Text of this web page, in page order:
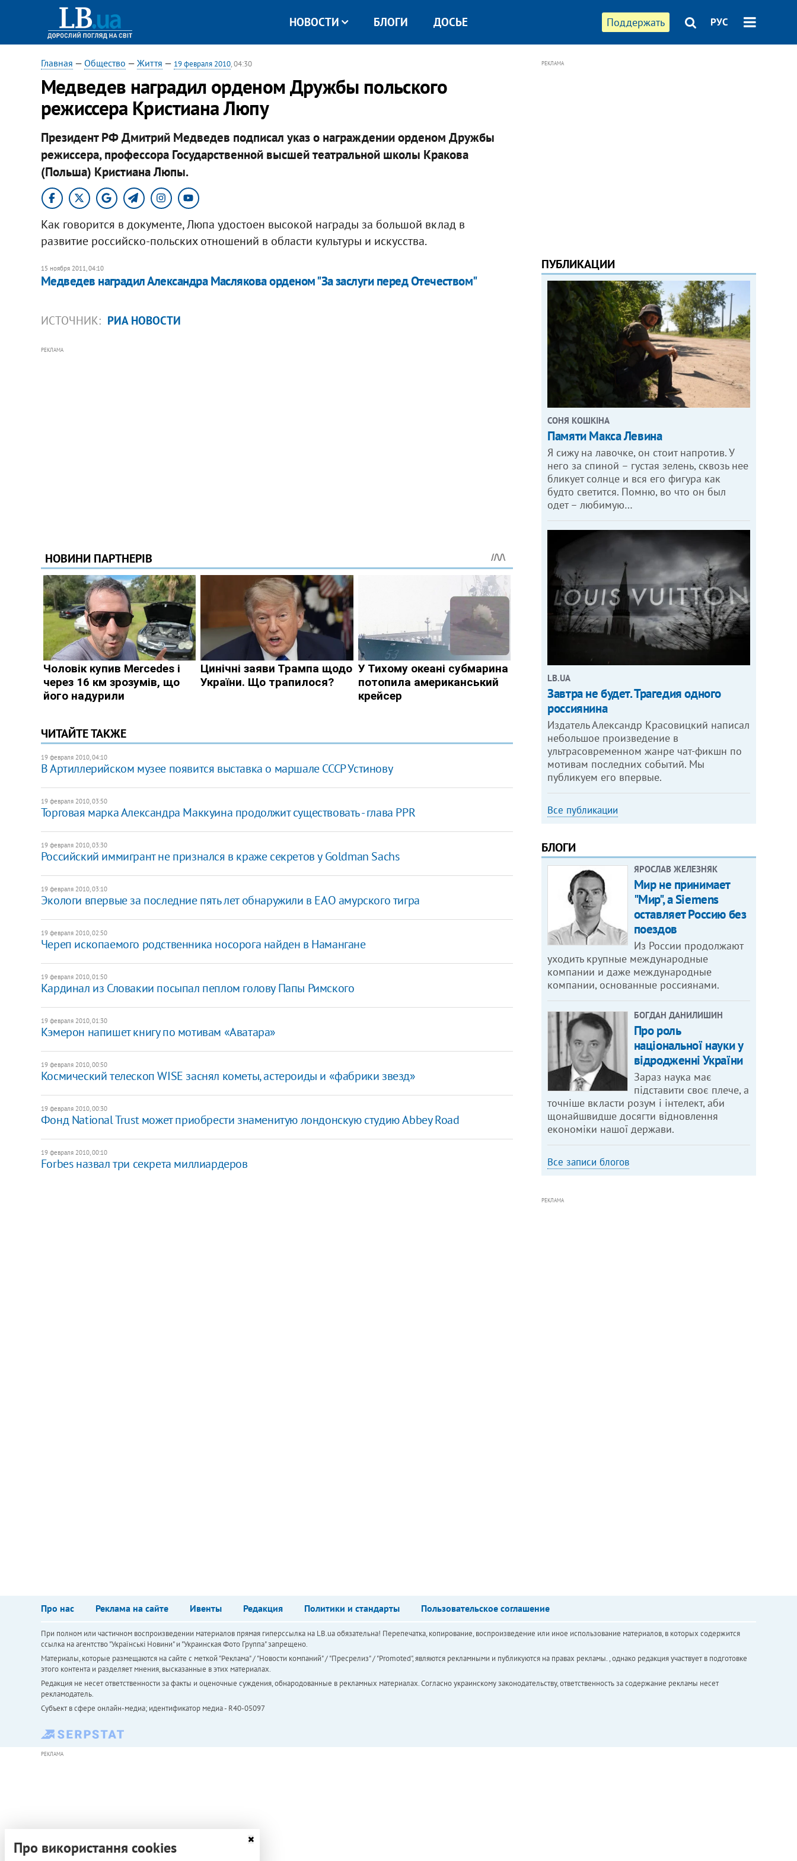
Поддержать РУС
НОВОСТИ БЛОГИ ДОСЬЕ
Главная — Общество — Життя — 19 февраля 2010, 04:30
Медведев наградил орденом Дружбы польского
режиссера Кристиана Люпу
Президент РФ Дмитрий Медведев подписал указ о награждении орденом Дружбы
режиссера, профессора Государственной высшей театральной школы Кракова
(Польша) Кристиана Люпы.
Как говорится в документе, Люпа удостоен высокой награды за большой вклад в
развитие российско-польских отношений в области культуры и искусства.
15 ноября 2011, 04:10
Медведев наградил Александра Маслякова орденом "За заслуги перед Отечеством"
ИСТОЧНИК: РИА НОВОСТИ
РЕКЛАМА
ЧИТАЙТЕ ТАКЖЕ
19 февраля 2010, 04:10
В Артиллерийском музее появится выставка о маршале СССР Устинову
19 февраля 2010, 03:50
Торговая марка Александра Маккуина продолжит существовать - глава PPR
19 февраля 2010, 03:30
Российский иммигрант не признался в краже секретов у Goldman Sachs
19 февраля 2010, 03:10
Экологи впервые за последние пять лет обнаружили в ЕАО амурского тигра
19 февраля 2010, 02:50
Череп ископаемого родственника носорога найден в Намангане
19 февраля 2010, 01:50
Кардинал из Словакии посыпал пеплом голову Папы Римского
19 февраля 2010, 01:30
Кэмерон напишет книгу по мотивам «Аватара»
19 февраля 2010, 00:50
Космический телескоп WISE заснял кометы, астероиды и «фабрики звезд»
19 февраля 2010, 00:30
Фонд National Trust может приобрести знаменитую лондонскую студию Abbey Road
19 февраля 2010, 00:10
Forbes назвал три секрета миллиардеров
РЕКЛАМА
ПУБЛИКАЦИИ
СОНЯ КОШКІНА
Памяти Макса Левина
Я сижу на лавочке, он стоит напротив. У
него за спиной – густая зелень, сквозь нее
бликует солнце и вся его фигура как
будто светится. Помню, во что он был
одет – любимую…
LB.UA
Завтра не будет. Трагедия одного
россиянина
Издатель Александр Красовицкий написал
небольшое произведение в
ультрасовременном жанре чат-фикшн по
мотивам последних событий. Мы
публикуем его впервые.
Все публикации
БЛОГИ
ЯРОСЛАВ ЖЕЛЕЗНЯК
Мир не принимает
"Мир", а Siemens
оставляет Россию без
поездов
Из России продолжают
уходить крупные международные
компании и даже международные
компании, основанные россиянами.
БОГДАН ДАНИЛИШИН
Про роль
національної науки у
відродженні України
Зараз наука має
підставити своє плече, а
точніше вкласти розум і інтелект, аби
щонайшвидше досягти відновлення
економіки нашої держави.
Все записи блогов
РЕКЛАМА
Про нас Реклама на сайте Ивенты Редакция Политики и стандарты Пользовательское соглашение
При полном или частичном воспроизведении материалов прямая гиперссылка на LB.ua обязательна! Перепечатка, копирование, воспроизведение или иное использование материалов, в которых содержится
ссылка на агентство "Українськi Новини" и "Украинская Фото Группа" запрещено.
Материалы, которые размещаются на сайте с меткой "Реклама" / "Новости компаний" / "Пресрелиз" / "Promoted", являются рекламными и публикуются на правах рекламы. , однако редакция участвует в подготовке
этого контента и разделяет мнения, высказанные в этих материалах.
Редакция не несет ответственности за факты и оценочные суждения, обнародованные в рекламных материалах. Согласно украинскому законодательству, ответственность за содержание рекламы несет
рекламодатель.
Субъект в сфере онлайн-медиа; идентификатор медиа - R40-05097
РЕКЛАМА
Про використання cookies